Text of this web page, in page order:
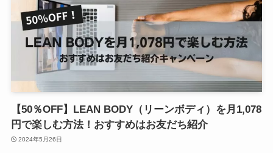
【50％OFF】LEAN BODY（リーンボディ）を月1,078
円で楽しむ方法！おすすめはお友だち紹介
2024年5月26日